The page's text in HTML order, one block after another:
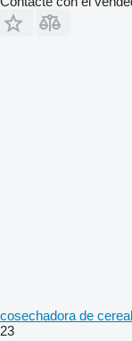
cosechadora de
23